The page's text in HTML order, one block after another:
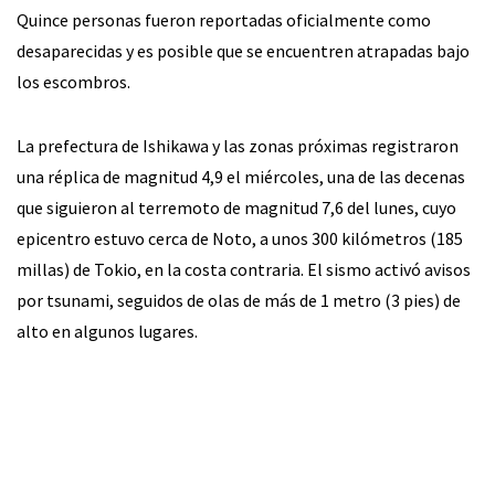
Quince personas fueron reportadas oficialmente como
desaparecidas y es posible que se encuentren atrapadas bajo
los escombros.
La prefectura de Ishikawa y las zonas próximas registraron
una réplica de magnitud 4,9 el miércoles, una de las decenas
que siguieron al terremoto de magnitud 7,6 del lunes, cuyo
epicentro estuvo cerca de Noto, a unos 300 kilómetros (185
millas) de Tokio, en la costa contraria. El sismo activó avisos
por tsunami, seguidos de olas de más de 1 metro (3 pies) de
alto en algunos lugares.